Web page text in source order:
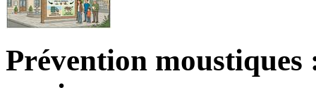
Prévention moustiques